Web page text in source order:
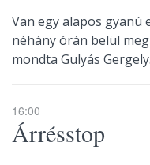
Van egy alapos gyanú
néhány órán belül
mondta Gulyás Gergely.
16:00
Árrésstop